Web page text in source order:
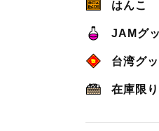
はんこ
JAMグ
台湾グ
在庫限り